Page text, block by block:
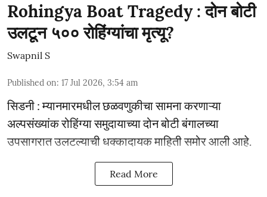
Rohingya Boat Tragedy : दोन बोटी
उलटून ५०० रोहिंग्यांचा मृत्यू?
Swapnil S
Published on: 17 Jul 2026, 3:54 am
सिडनी : म्यानमारमधील छळवणुकीचा सामना करणाऱ्या
अल्पसंख्यांक रोहिंग्या समुदायाच्या दोन बोटी बंगालच्या
उपसागरात उलटल्याची धक्कादायक माहिती समोर आली आहे.
Read More